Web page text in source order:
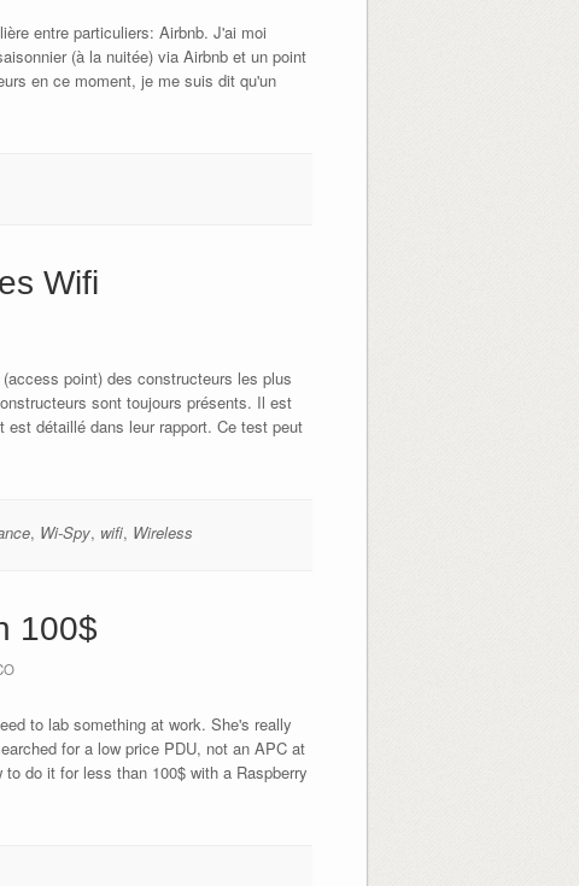
entre particuliers: Airbnb. J'ai moi
(à la nuitée) via Airbnb et un point
en ce moment, je me suis dit qu'un
Wifi
point) des constructeurs les plus
sont toujours présents. Il est
détaillé dans leur rapport. Ce test peut
, Wi-Spy, wifi, Wireless
100$
to lab something at work. She's really
for a low price PDU, not an APC at
do it for less than 100$ with a Raspberry